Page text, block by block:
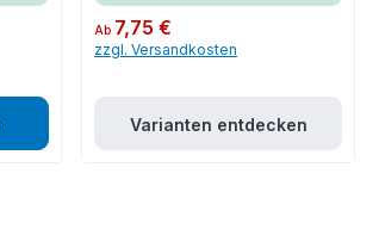
Regulärer Preis:
Ab 7,75 €
zzgl. Versandkosten
Varianten entdecken